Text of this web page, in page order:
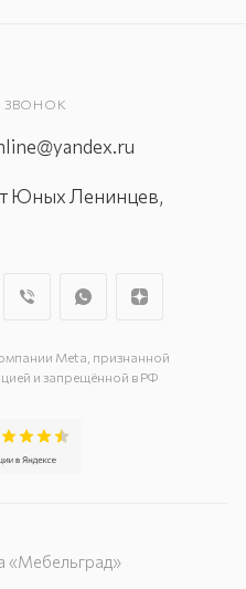
ЗВОНОК
Юных Ленинцев,
д. 11
Meta, признанной
и запрещённой в РФ
«Мебельград»